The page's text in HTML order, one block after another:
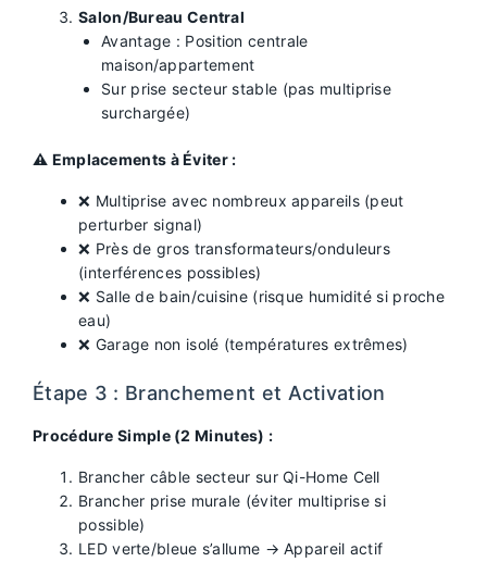
Salon/Bureau Central
Avantage : Position centrale
maison/appartement
Sur prise secteur stable (pas multiprise
surchargée)
⚠️ Emplacements à Éviter :
❌ Multiprise avec nombreux appareils (peut
perturber signal)
❌ Près de gros transformateurs/onduleurs
(interférences possibles)
❌ Salle de bain/cuisine (risque humidité si proche
eau)
❌ Garage non isolé (températures extrêmes)
Étape 3 : Branchement et Activation
Procédure Simple (2 Minutes) :
Brancher câble secteur sur Qi-Home Cell
Brancher prise murale (éviter multiprise si
possible)
LED verte/bleue s’allume → Appareil actif